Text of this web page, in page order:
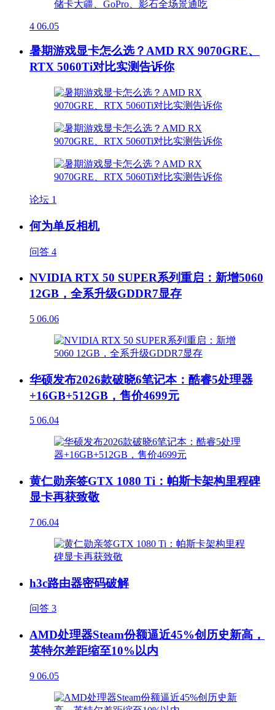
4 06.05
暑期游戏显卡怎么选？AMD RX 9070GRE、
RTX 5060Ti对比实测告诉你
论坛 1
何为单反相机
问答 4
NVIDIA RTX 50 SUPER系列重启：新增5060
12GB，全系升级GDDR7显存
5 06.06
华硕发布2026款破晓6笔记本：酷睿5处理器
+16GB+512GB，售价4699元
5 06.04
黄仁勋亲签GTX 1080 Ti：帕斯卡架构里程碑
显卡再获致敬
7 06.04
h3c路由器密码破解
问答 3
AMD处理器Steam份额逼近45%创历史新高，
英特尔差距缩至10%以内
9 06.05